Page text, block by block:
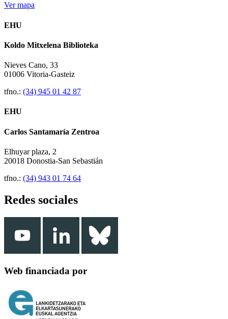
Ver mapa
EHU
Koldo Mitxelena Biblioteka
Nieves Cano, 33
01006 Vitoria-Gasteiz
tfno.: (34) 945 01 42 87
EHU
Carlos Santamaría Zentroa
Elhuyar plaza, 2
20018 Donostia-San Sebastián
tfno.: (34) 943 01 74 64
Redes sociales
Web financiada por